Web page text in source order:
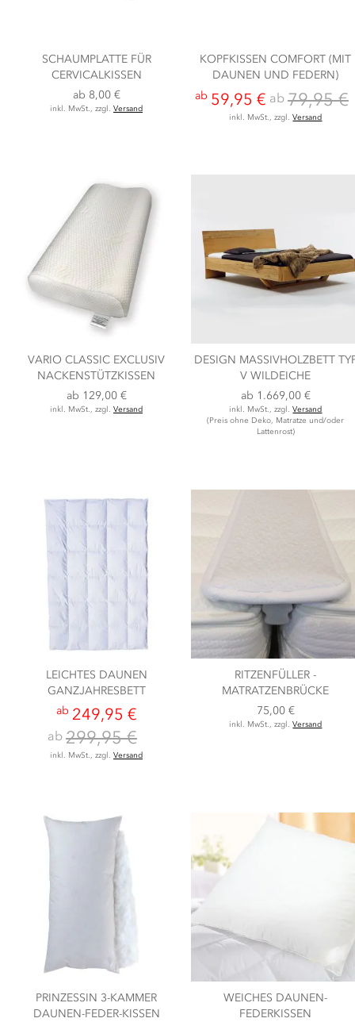
SCHAUMPLATTE FÜR
CERVICALKISSEN
ab 8,00 €
inkl. MwSt., zzgl. Versand
KOPFKISSEN COMFORT (MIT
DAUNEN UND FEDERN)
ab 59,95 € ab 79,95 €
inkl. MwSt., zzgl.Versand
VARIO CLASSIC EXCLUSIV
NACKENSTÜTZKISSEN
ab 129,00 €
inkl. MwSt., zzgl. Versand
DESIGN MASSIVHOLZBETT
V WILDEICHE
ab 1.669,00 €
inkl. MwSt., zzgl.Versand
(Preis ohne Deko, Matratze und/oder
Lattenrost)
LEICHTES DAUNEN
GANZJAHRESBETT
ab 249,95 €
ab 299,95 €
inkl. MwSt., zzgl. Versand
RITZENFÜLLER -
MATRATZENBRÜCKE
75,00 €
inkl. MwSt., zzgl.Versand
PRINZESSIN 3-KAMMER
DAUNEN-FEDER-KISSEN
WEICHES DAUNEN-
FEDERKISSEN